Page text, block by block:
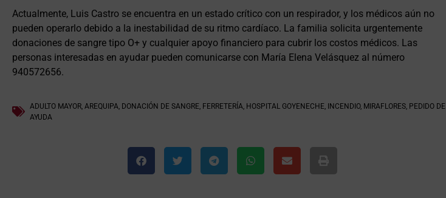
Actualmente, Luis Castro se encuentra en un estado crítico con un respirador, y los médicos aún no
pueden operarlo debido a la inestabilidad de su ritmo cardíaco. La familia solicita urgentemente
donaciones de sangre tipo O+ y cualquier apoyo financiero para cubrir los costos médicos. Las
personas interesadas en ayudar pueden comunicarse con María Elena Velásquez al número
940572656.
ADULTO MAYOR AREQUIPA DONACIÓN DE SANGRE FERRETERÍA HOSPITAL GOYENECHE INCENDIO, MIRAFLORES PEDIDO DE
AYUDA